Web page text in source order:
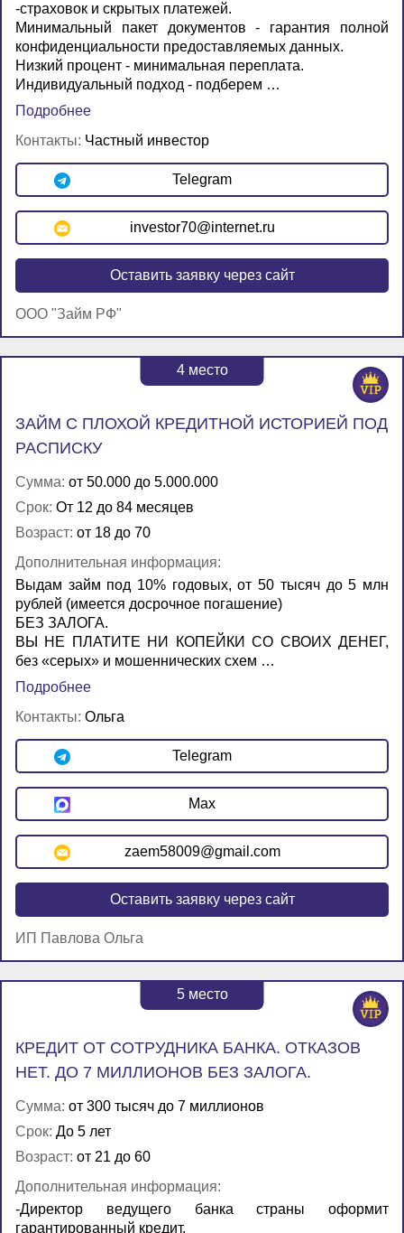
-страховок и скрытых платежей.
Минимальный пакет документов - гарантия полной
конфиденциальности предоставляемых данных.
Низкий процент - минимальная переплата.
Индивидуальный подход - подберем …
Подробнее
Контакты: Частный инвестор
Telegram
investor70@internet.ru
Оставить заявку через сайт
ООО "Займ РФ"
4место
ЗАЙМ С ПЛОХОЙ КРЕДИТНОЙ ИСТОРИЕЙ ПОД
РАСПИСКУ
Сумма: от 50.000 до 5.000.000
Срок: От 12 до 84 месяцев
Возраст: от 18 до 70
Дополнительная информация:
Выдам займ под 10% годовых, от 50 тысяч до 5 млн
рублей (имеется досрочное погашение)
БЕЗ ЗАЛОГА.
ВЫ НЕ ПЛАТИТЕ НИ КОПЕЙКИ СО СВОИХ ДЕНЕГ,
без «серых» и мошеннических схем …
Подробнее
Контакты: Ольга
Telegram
Max
zaem58009@gmail.com
Оставить заявку через сайт
ИП Павлова Ольга
5место
КРЕДИТ ОТ СОТРУДНИКА БАНКА. ОТКАЗОВ
НЕТ. ДО 7 МИЛЛИОНОВ БЕЗ ЗАЛОГА.
Сумма: от 300 тысяч до 7 миллионов
Срок: До 5 лет
Возраст: от 21 до 60
Дополнительная информация:
-Директор ведущего банка страны оформит
гарантированный кредит.